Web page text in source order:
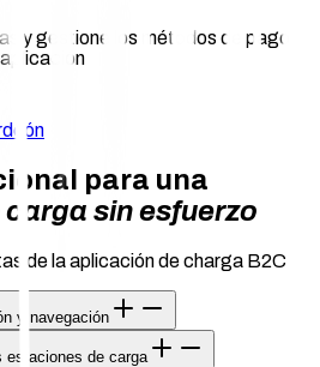
y gestione los métodos de pago
para una
carga sin esfuerzo
de la aplicación de charga B2C
y navegación
estaciones de carga